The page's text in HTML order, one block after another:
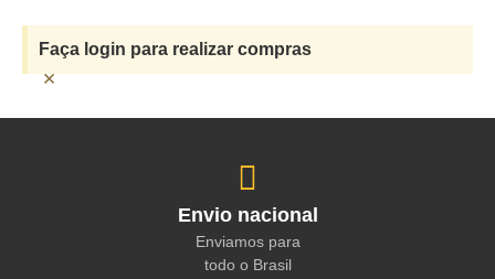
Faça login para realizar compras
×
Envio nacional
Enviamos para
todo o Brasil